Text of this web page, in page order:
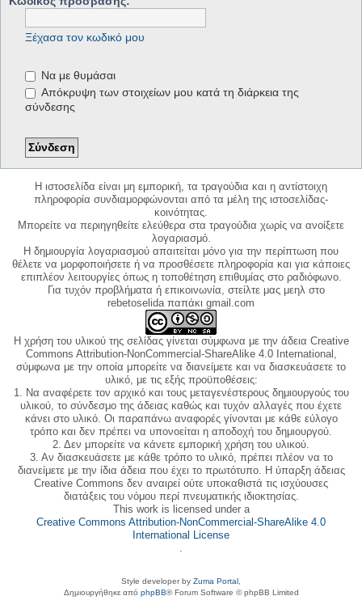
Ξέχασα τον κωδικό μου
Να με θυμάσαι
Απόκρυψη των στοιχείων μου κατά τη διάρκεια της
σύνδεσης
Η ιστοσελίδα είναι μη εμπορική, τα τραγούδια και η αντίστοιχη
πληροφορία συνδιαμορφώνονται από τα μέλη της ιστοσελίδας-
κοινότητας.
Μπορείτε να περιηγηθείτε ελεύθερα στα τραγούδια χωρίς να ανοίξετε
λογαριασμό.
Η δημιουργία λογαριασμού απαιτείται μόνο για την περίπτωση που
θέλετε να μορφοποιήσετε ή να προσθέσετε πληροφορία και για κάποιες
επιπλέον λειτουργίες όπως η τοποθέτηση επιθυμίας στο ραδιόφωνο.
Για τυχόν προβλήματα ή επικοινωνία, στείλτε μας μεηλ στο
rebetoselida παπάκι gmail.com
Η χρήση του υλικού της σελίδας γίνεται σύμφωνα με την άδεια Creative
Commons Attribution-NonCommercial-ShareAlike 4.0 International,
σύμφωνα με την οποία μπορείτε να διανείμετε και να διασκευάσετε το
υλικό, με τις εξής προϋποθέσεις:
1. Να αναφέρετε τον αρχικό και τους μεταγενέστερους δημιουργούς του
υλικού, το σύνδεσμο της άδειας καθώς και τυχόν αλλαγές που έχετε
κάνει στο υλικό. Οι παραπάνω αναφορές γίνονται με κάθε εύλογο
τρόπο και δεν πρέπει να υπονοείται η αποδοχή του δημιουργού.
2. Δεν μπορείτε να κάνετε εμπορική χρήση του υλικού.
3. Αν διασκευάσετε με κάθε τρόπο το υλικό, πρέπει πλέον να το
διανείμετε με την ίδια άδεια που έχει το πρωτότυπο. Η ύπαρξη άδειας
Creative Commons δεν αναιρεί ούτε υποκαθιστά τις ισχύουσες
διατάξεις του νόμου περί πνευματικής ιδιοκτησίας.
This work is licensed under a
Creative Commons Attribution-NonCommercial-ShareAlike 4.0
International License
.
Style developer by Zuma Portal
Δημιουργήθηκε από phpBB® Forum Software © phpBB Limited